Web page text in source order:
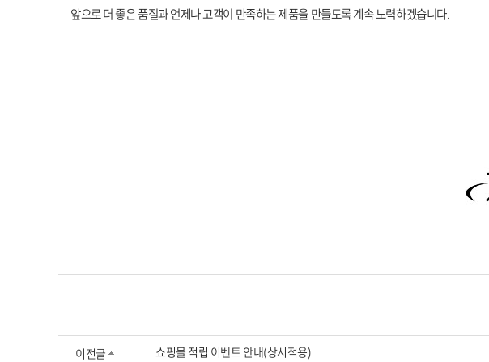
앞으로 더 좋은 품질과 언제나 고객이 만족하는 제품을 만들도록 계속 노력하겠습니다.
이전글 쇼핑몰 적립 이벤트 안내(상시적용)